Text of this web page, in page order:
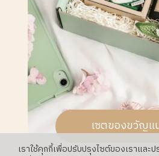
เซตของขวัญแ
เราใช้คุกกี้เพื่อปรับปรุงไซต์ของเราแล